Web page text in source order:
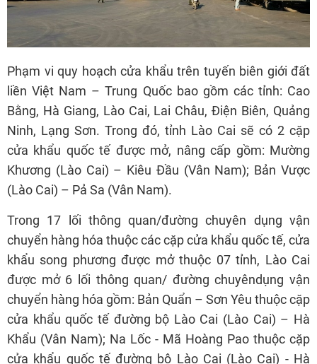
Phạm vi quy hoạch cửa khẩu trên tuyến biên giới đất
liền Việt Nam – Trung Quốc bao gồm các tỉnh: Cao
Bằng, Hà Giang, Lào Cai, Lai Châu, Điện Biên, Quảng
Ninh, Lạng Sơn. Trong đó, tỉnh Lào Cai sẽ có 2 cặp
cửa khẩu quốc tế được mở, nâng cấp gồm: Mường
Khương (Lào Cai) – Kiêu Đầu (Vân Nam); Bản Vược
(Lào Cai) – Pả Sa (Vân Nam).
Trong 17 lối thông quan/đường chuyên dụng vận
chuyển hàng hóa thuộc các cặp cửa khẩu quốc tế, cửa
khẩu song phương được mở thuộc 07 tỉnh, Lào Cai
được mở 6 lối thông quan/ đường chuyêndụng vận
chuyển hàng hóa gồm: Bản Quẩn – Sơn Yêu thuộc cặp
cửa khẩu quốc tế đường bộ Lào Cai (Lào Cai) – Hà
Khẩu (Vân Nam); Na Lốc - Mã Hoàng Pao thuộc cặp
cửa khẩu quốc tế đường bộ Lào Cai (Lào Cai) - Hà